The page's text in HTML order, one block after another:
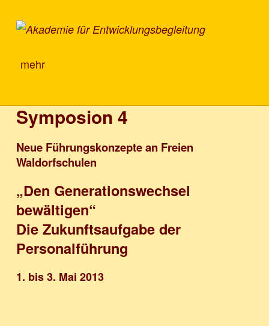
Akademie für Entwicklungsbegleitung
mehr
Symposion 4
Neue Führungskonzepte an Freien
Waldorfschulen
„Den Generationswechsel
bewältigen“
Die Zukunftsaufgabe der
Personalführung
1. bis 3. Mai 2013